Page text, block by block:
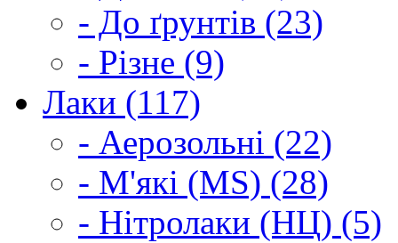
- До ґрунтів (23)
- Різне (9)
Лаки (117)
- Аерозольні (22)
- М'які (MS) (28)
- Нітролаки (НЦ) (5)